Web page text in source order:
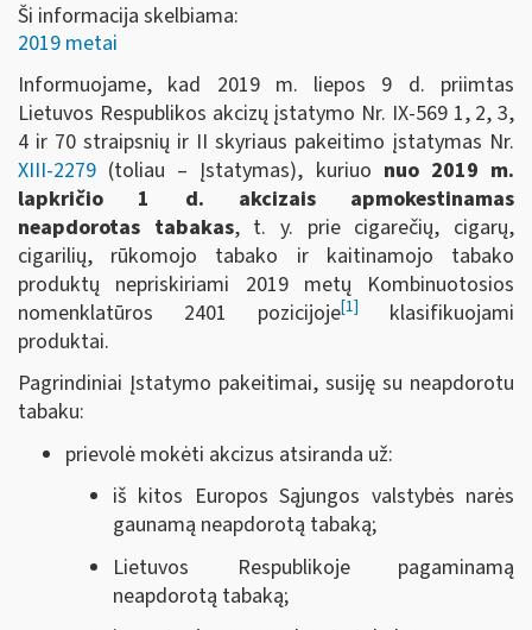
Ši informacija skelbiama:
2019 metai
Informuojame, kad 2019 m. liepos 9 d. priimtas
Lietuvos Respublikos akcizų įstatymo Nr. IX-569 1, 2, 3,
4 ir 70 straipsnių ir II skyriaus pakeitimo įstatymas Nr.
XIII-2279 (toliau ‒ Įstatymas), kuriuo nuo 2019 m.
lapkričio 1 d. akcizais apmokestinamas
neapdorotas tabakas, t. y. prie cigarečių, cigarų,
cigarilių, rūkomojo tabako ir kaitinamojo tabako
produktų nepriskiriami 2019 metų Kombinuotosios
nomenklatūros 2401 pozicijoje[1]
klasifikuojami
produktai.
Pagrindiniai Įstatymo pakeitimai, susiję su neapdorotu
tabaku:
prievolė mokėti akcizus atsiranda už:
iš kitos Europos Sąjungos valstybės narės
gaunamą neapdorotą tabaką;
Lietuvos Respublikoje pagaminamą
neapdorotą tabaką;